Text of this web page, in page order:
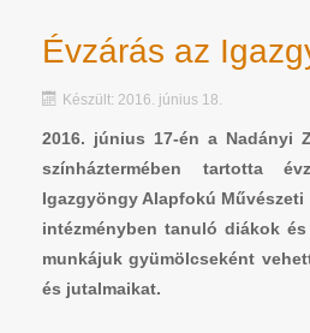
Évzárás az
Készült: 2016. június 18.
2016. június 17-én a Nadányi
színháztermében tartotta
Igazgyöngy Alapfokú
intézményben tanuló diákok
munkájuk gyümölcseként
és jutalmaikat.